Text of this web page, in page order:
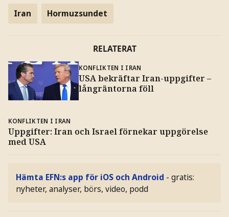
Iran Hormuzsundet
RELATERAT
KONFLIKTEN I IRAN
USA bekräftar Iran-uppgifter –
långräntorna föll
KONFLIKTEN I IRAN
Uppgifter: Iran och Israel förnekar uppgörelse
med USA
Hämta EFN:s app för iOS och Android - gratis:
nyheter, analyser, börs, video, podd